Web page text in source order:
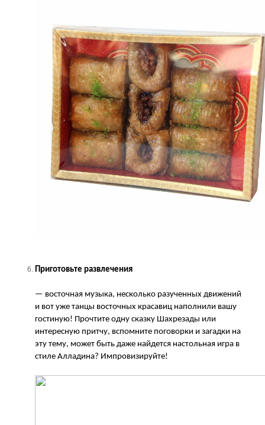
Приготовьте развлечения
— восточная музыка, несколько разученных движений
и вот уже танцы восточных красавиц наполнили вашу
гостиную! Прочтите одну сказку Шахрезады или
интересную притчу, вспомните поговорки и загадки на
эту тему, может быть даже найдется настольная игра в
стиле Алладина? Импровизируйте!